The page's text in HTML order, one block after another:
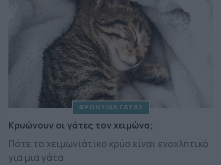
ΦΡΟΝΤΙΔΑ ΓΑΤΑΣ
Κρυώνουν οι γάτες τον χειμώνα;
Πότε το χειμωνιάτικο κρύο είναι ενοχλητικό
για μια γάτα